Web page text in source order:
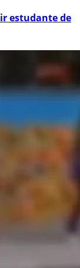
estudante de